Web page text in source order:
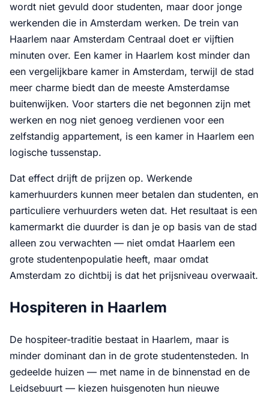
wordt niet gevuld door studenten, maar door jonge
werkenden die in Amsterdam werken. De trein van
Haarlem naar Amsterdam Centraal doet er vijftien
minuten over. Een kamer in Haarlem kost minder dan
een vergelijkbare kamer in Amsterdam, terwijl de stad
meer charme biedt dan de meeste Amsterdamse
buitenwijken. Voor starters die net begonnen zijn met
werken en nog niet genoeg verdienen voor een
zelfstandig appartement, is een kamer in Haarlem een
logische tussenstap.
Dat effect drijft de prijzen op. Werkende
kamerhuurders kunnen meer betalen dan studenten, en
particuliere verhuurders weten dat. Het resultaat is een
kamermarkt die duurder is dan je op basis van de stad
alleen zou verwachten — niet omdat Haarlem een
grote studentenpopulatie heeft, maar omdat
Amsterdam zo dichtbij is dat het prijsniveau overwaait.
Hospiteren in Haarlem
De hospiteer-traditie bestaat in Haarlem, maar is
minder dominant dan in de grote studentensteden. In
gedeelde huizen — met name in de binnenstad en de
Leidsebuurt — kiezen huisgenoten hun nieuwe